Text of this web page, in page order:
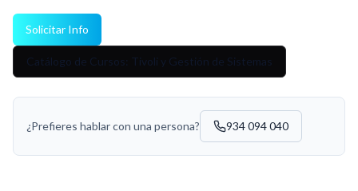
Solicitar Info
Catálogo de Cursos: Tivoli y Gestión de Sistemas
¿Prefieres hablar con una persona? 934 094 040